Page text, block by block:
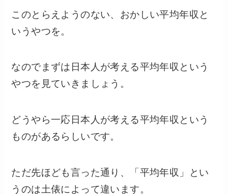
このとらえようのない、おかしい平均年収と
いうやつを。
なのでまずは日本人が考える平均年収という
やつを見ていきましょう。
どうやら一応日本人が考える平均年収という
ものがあるらしいです。
ただ先ほども言った通り、「平均年収」とい
うのは土俵によって違います。